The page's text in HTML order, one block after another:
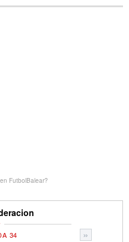
FutbolBalear?
»
34